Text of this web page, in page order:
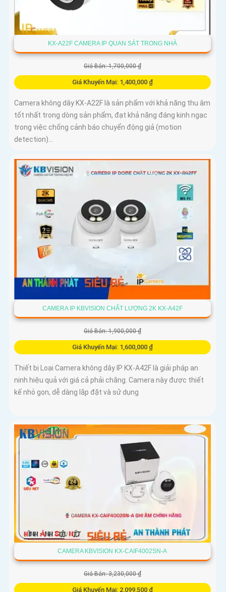
KX-A22F CAMERA IP QUAN SÁT TRONG NHÀ
Giá Bán: 1,700,000 ₫
Giá Khuyến Mại: 1,400,000 ₫
Camera không dây KX-A22F là sản phẩm với khả năng thu âm
tốt nhất trong dòng sản phẩm, đạt khả năng đáng kinh ngạc
trong việc chống cảnh báo chuyển động giả (motion
detection)...
CAMERA IP KBVISION CHẤT LƯỢNG 2K KX-A42F
Giá Bán: 1,900,000 ₫
Giá Khuyến Mại: 1,600,000 ₫
Thiết bị Loại Camera không dây IP KX-A42F là giải pháp an
ninh hiệu quả với giá cả phải chăng. Camera này được thiết
kế nhỏ gọn, dễ dàng lắp đặt và sử dụng
CAMERA KBVISION KX-CAIF4002SN-A
Giá Bán: 3,230,000 ₫
Giá Khuyến Mại: 2,099,500 ₫